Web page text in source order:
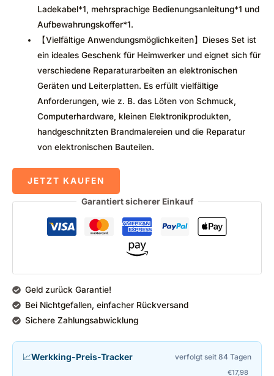
Ladekabel*1, mehrsprachige Bedienungsanleitung*1 und
Aufbewahrungskoffer*1.
【Vielfältige Anwendungsmöglichkeiten】Dieses Set ist
ein ideales Geschenk für Heimwerker und eignet sich für
verschiedene Reparaturarbeiten an elektronischen
Geräten und Leiterplatten. Es erfüllt vielfältige
Anforderungen, wie z. B. das Löten von Schmuck,
Computerhardware, kleinen Elektronikprodukten,
handgeschnitzten Brandmalereien und die Reparatur
von elektronischen Bauteilen.
JETZT KAUFEN
Garantiert sicherer Einkauf
Geld zurück Garantie!
Bei Nichtgefallen, einfacher Rückversand
Sichere Zahlungsabwicklung
📈Werkking-Preis-Tracker verfolgt seit 84 Tagen
€17,98